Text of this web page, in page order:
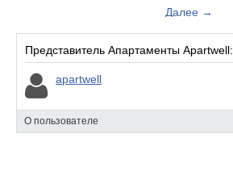
Далее →
Представитель Апартаменты Apartwell:
apartwell
О пользователе